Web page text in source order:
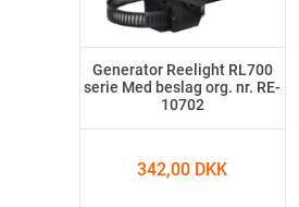
Generator Reelight RL700
serie Med beslag org. nr. RE-
10702
342,00 DKK